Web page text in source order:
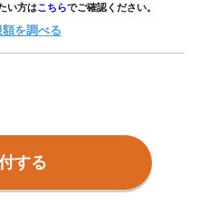
い方はこちらでご確認ください。
額を調べる
する